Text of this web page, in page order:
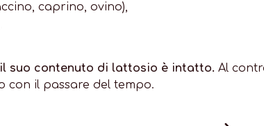
caprino, ovino),
suo contenuto di lattosio è intatto. Al
con il passare del tempo.